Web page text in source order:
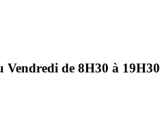
de 8H30 à 19H30